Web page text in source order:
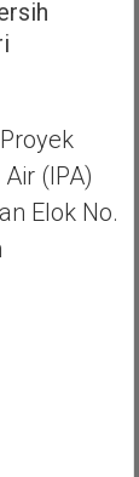
(IPA)
Elok No.